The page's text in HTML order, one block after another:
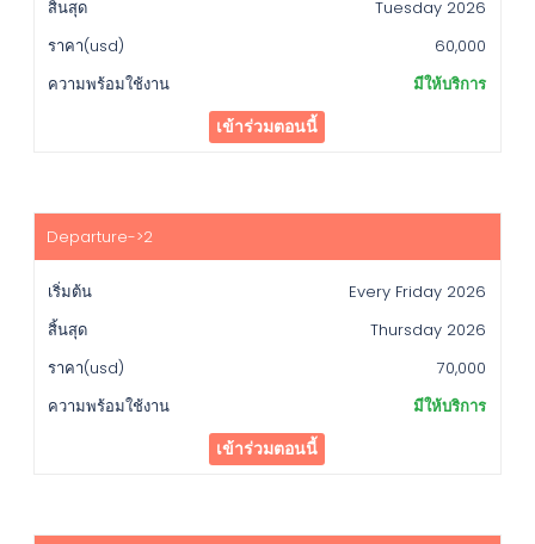
ราคา(usd)
ความ
Tuesday 2026
60,000
มีให้บริการ
เข้าร่วมตอนนี้
Every Friday 2026
Thursday 2026
70,000
มีให้บริการ
เข้าร่วมตอนนี้